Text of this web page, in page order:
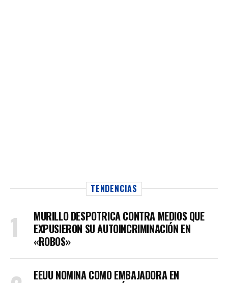
TENDENCIAS
MURILLO DESPOTRICA CONTRA MEDIOS QUE
EXPUSIERON SU AUTOINCRIMINACIÓN EN
«ROBOS»
EEUU NOMINA COMO EMBAJADORA EN